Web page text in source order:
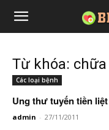
Từ khóa:
Các loại bệnh
Ung thư tuyến tiền liệt
admin - 27/11/2011